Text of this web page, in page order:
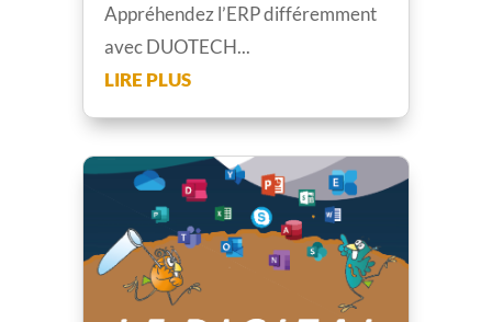
Appréhendez l’ERP différemment
avec DUOTECH...
LIRE PLUS